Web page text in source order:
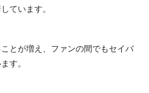
ています。
とが増え、ファンの間でもセイバ
す。